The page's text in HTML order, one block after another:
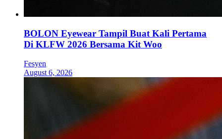
BOLON Eyewear Tampil Buat Kali Pertama
Di KLFW 2026 Bersama Kit Woo
Fesyen
August 6, 2026